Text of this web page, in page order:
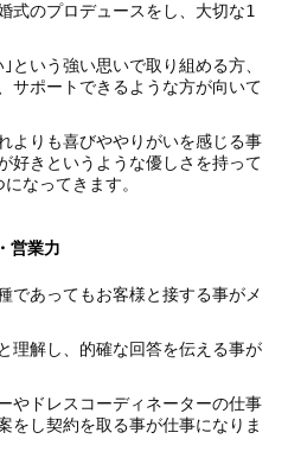
式のプロデュースをし、大切な1
という強い思いで取り組める方、
サポートできるような方が向いて
よりも喜びややりがいを感じる事
好きというような優しさを持って
なってきます。
営業力
であってもお客様と接する事がメ
理解し、的確な回答を伝える事が
やドレスコーディネーターの仕事
をし契約を取る事が仕事になりま